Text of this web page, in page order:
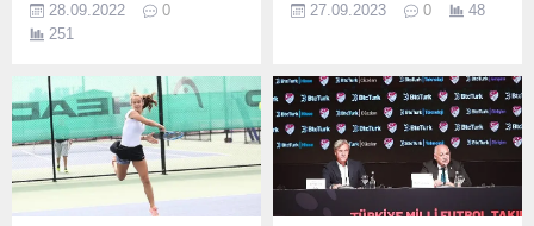
Cup’a yeni bir soluk getirdi.
28.09.2022
0
251
branş oldu.
27.09.2023 0 48